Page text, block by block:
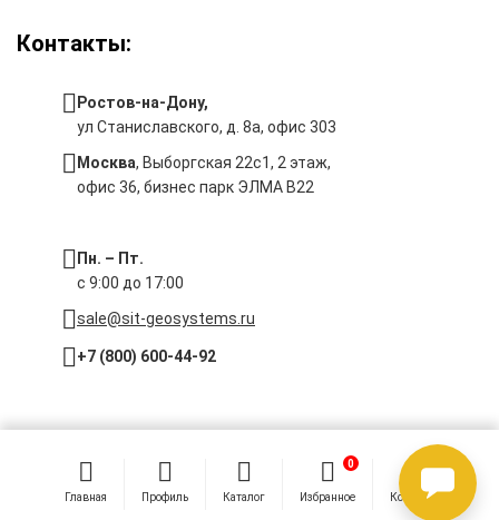
Контакты:
Ростов-на-Дону,
ул Станиславского, д. 8а, офис 303
Москва, Выборгская 22с1, 2 этаж,
офис 36, бизнес парк ЭЛМА В22
Пн. – Пт.
с 9:00 до 17:00
sale@sit-geosystems.ru
+7 (800) 600-44-92
© 2026 Компания «Современные Измерительные Технологии».
Главная Профиль Каталог
0
Избранное Корзина